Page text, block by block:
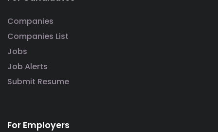
Companies
Companies List
Jobs
Job Alerts
Submit Resume
For Employers